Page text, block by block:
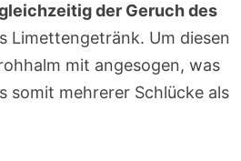
der Geruch des
Limettengetränk. Um diesen
mit angesogen, was
somit mehrerer Schlücke als